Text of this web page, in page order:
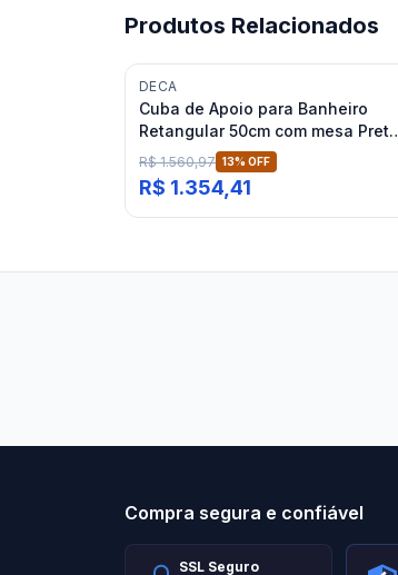
Produtos Relacionados
DECA
Cuba de Apoio para Banheiro
Retangular 50cm com mesa Preta
Fosca Deca L.13050
R$ 1.560,97 13% OFF
R$ 1.354,41
Compra segura e confiável
SSL Seguro